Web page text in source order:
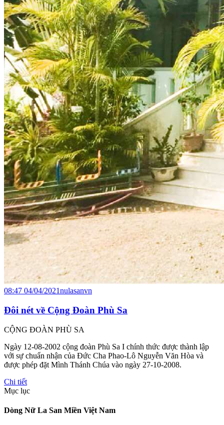
08:47 04/04/2021nulasanvn
Đôi nét về Cộng Đoàn Phù Sa
CỘNG ĐOÀN PHÙ SA
Ngày 12-08-2002 cộng đoàn Phù Sa I chính thức được thành lập
với sự chuẩn nhận của Đức Cha Phao-Lô Nguyễn Văn Hòa và
được phép đặt Mình Thánh Chúa vào ngày 27-10-2008.
Chi tiết
Mục lục
Dòng Nữ La San Miền Việt Nam